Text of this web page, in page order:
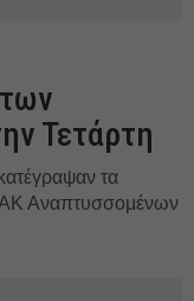
Τετάρτη
τα
ΑΚ Αναπτυσσομένων